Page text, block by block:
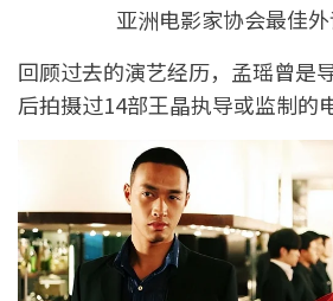
亚洲电影家协会最佳外
回顾过去的演艺经历，孟瑶曾是
后拍摄过14部王晶执导或监制的